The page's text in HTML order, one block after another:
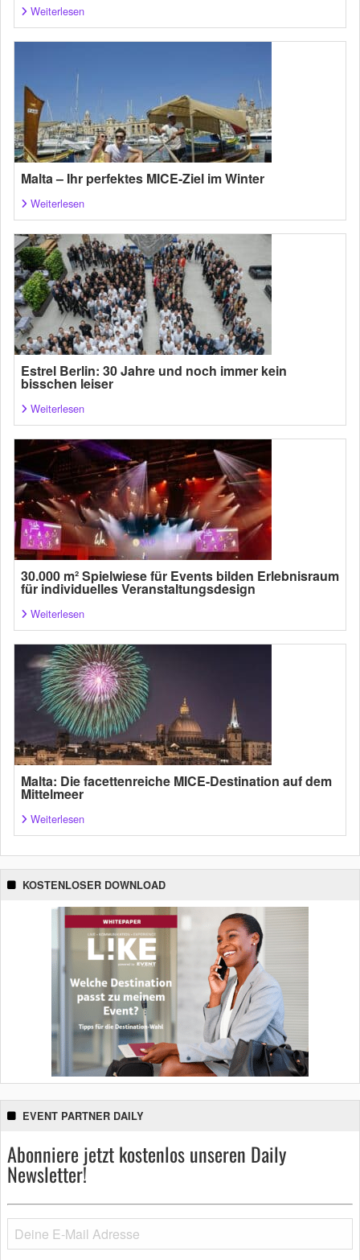
Weiterlesen
Malta – Ihr perfektes MICE-Ziel im Winter
Weiterlesen
Estrel Berlin: 30 Jahre und noch immer kein
bisschen leiser
Weiterlesen
30.000 m² Spielwiese für Events bilden Erlebnisraum
für individuelles Veranstaltungsdesign
Weiterlesen
Malta: Die facettenreiche MICE-Destination auf dem
Mittelmeer
Weiterlesen
KOSTENLOSER DOWNLOAD
EVENT PARTNER DAILY
Abonniere jetzt kostenlos unseren Daily
Newsletter!